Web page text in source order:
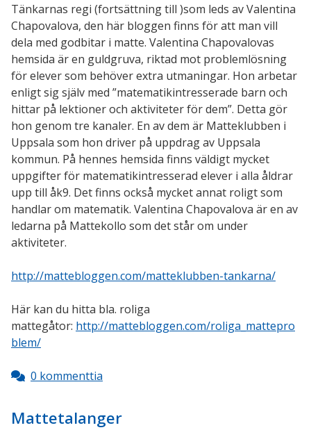
Tänkarnas regi (fortsättning till )som leds av Valentina
Chapovalova, den här bloggen finns för att man vill
dela med godbitar i matte. Valentina Chapovalovas
hemsida är en guldgruva, riktad mot problemlösning
för elever som behöver extra utmaningar. Hon arbetar
enligt sig själv med ”matematikintresserade barn och
hittar på lektioner och aktiviteter för dem”. Detta gör
hon genom tre kanaler. En av dem är Matteklubben i
Uppsala som hon driver på uppdrag av Uppsala
kommun. På hennes hemsida finns väldigt mycket
uppgifter för matematikintresserad elever i alla åldrar
upp till åk9. Det finns också mycket annat roligt som
handlar om matematik. Valentina Chapovalova är en av
ledarna på Mattekollo som det står om under
aktiviteter.
http://mattebloggen.com/matteklubben-tankarna/
Här kan du hitta bla. roliga
mattegåtor: http://mattebloggen.com/roliga_mattepro
blem/
0 kommenttia
Mattetalanger